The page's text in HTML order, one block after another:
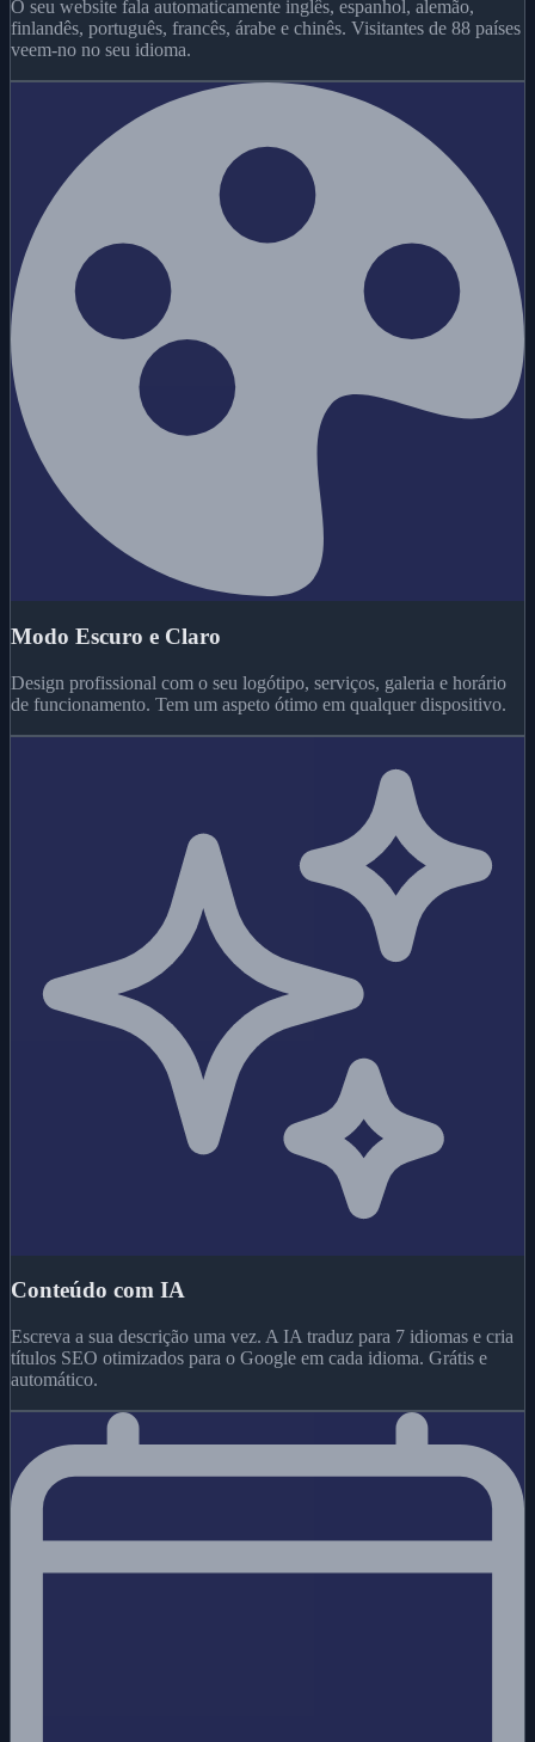
O seu website fala automaticamente inglês, espanhol, alemão,
finlandês, português, francês, árabe e chinês. Visitantes de 88 países
veem-no no seu idioma.
Modo Escuro e Claro
Design profissional com o seu logótipo, serviços, galeria e horário
de funcionamento. Tem um aspeto ótimo em qualquer dispositivo.
Conteúdo com IA
Escreva a sua descrição uma vez. A IA traduz para 7 idiomas e cria
títulos SEO otimizados para o Google em cada idioma. Grátis e
automático.